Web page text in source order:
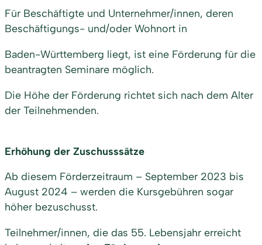
Für Beschäftigte und Unternehmer/innen, deren
Beschäftigungs- und/oder Wohnort in
Baden-Württemberg liegt, ist eine Förderung für die
beantragten Seminare möglich.
Die Höhe der Förderung richtet sich nach dem Alter
der Teilnehmenden.
Erhöhung der Zuschusssätze
Ab diesem Förderzeitraum – September 2023 bis
August 2024 – werden die Kursgebühren sogar
höher bezuschusst.
Teilnehmer/innen, die das 55. Lebensjahr erreicht